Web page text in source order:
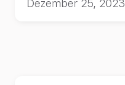
Dezember 25, 2023